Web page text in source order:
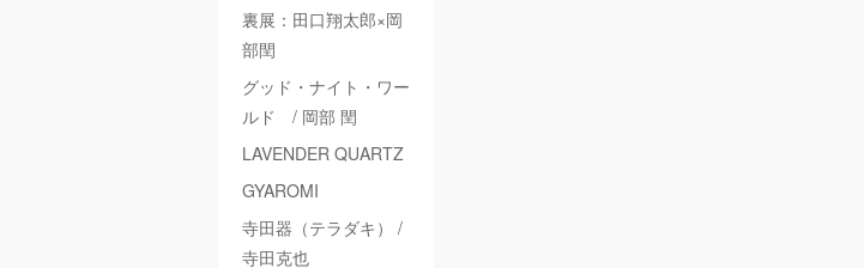
裏展：田口翔太郎×岡
部閏
グッド・ナイト・ワー
ルド / 岡部 閏
LAVENDER QUARTZ
GYAROMI
寺田器（テラダキ） /
寺田克也